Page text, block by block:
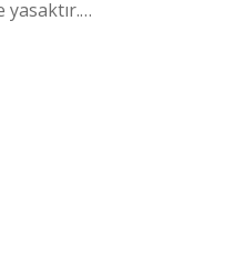
yasaktır.…